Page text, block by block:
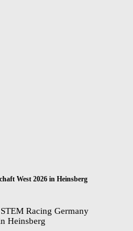
West 2026 in Heinsberg
STEM Racing Germany
Heinsberg